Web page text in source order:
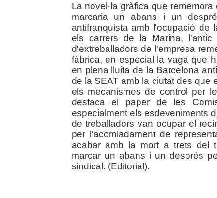
La novel·la gràfica que
marcaria un abans i un
antifranquista amb l'ocupació de
els carrers de la Marina,
d'extreballadors de l'empresa
fàbrica, en especial la vaga que
en plena lluita de la Barcelona
de la SEAT amb la ciutat des que
els mecanismes de control per
destaca el paper de les
especialment els esdeveniments
de treballadors van ocupar el
per l'acomiadament de
acabar amb la mort a trets del
marcar un abans i un després
sindical. (Editorial).